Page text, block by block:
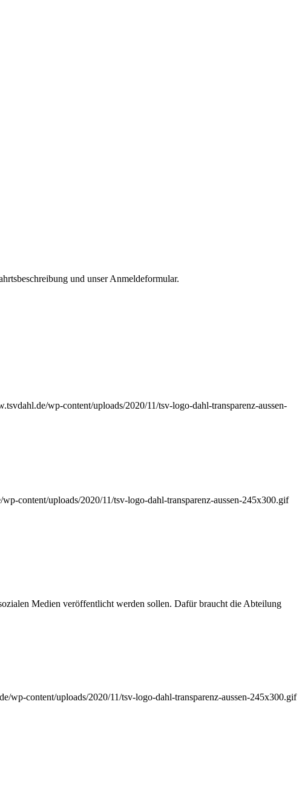
und unser Anmeldeformular.
wp-content/uploads/2020/11/tsv-logo-dahl-transparenz-aussen-
content/uploads/2020/11/tsv-logo-dahl-transparenz-aussen-245x300.gif
Medien veröffentlicht werden sollen. Dafür braucht die Abteilung
wp-content/uploads/2020/11/tsv-logo-dahl-transparenz-aussen-245x300.gif